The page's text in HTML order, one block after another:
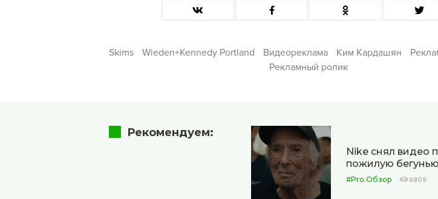
Skims Wieden+Kennedy Portland Видеореклама Ким Кардашян
Рекламный ролик
Рекомендуем:
Nike снял видео
пожилую бегунью
#Pro.Обзор 6809